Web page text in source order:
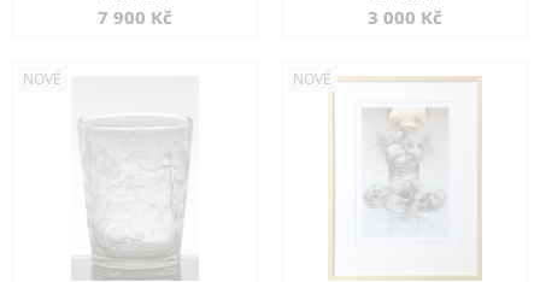
7 900 Kč 3 000 Kč
NOVÉ NOVÉ